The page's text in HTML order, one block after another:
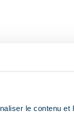
le contenu